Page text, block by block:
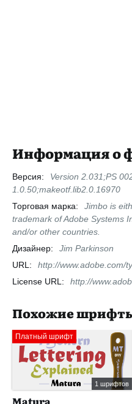
Информация о
Версия:
Version 2.031;PS
1.0.50;makeotf.lib2.0.16970
Торговая марка:
Jimbo is
trademark of Adobe Systems
and/or other countries.
Дизайнер:
Jim Parkinson
URL:
http://www.adobe.com/
License URL:
http://
Похожие
Платный шрифт
1 шрифтов
Matura